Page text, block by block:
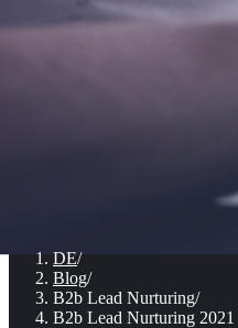
DE/
Blog/
B2b Lead Nurturing/
B2b Lead Nurturing 2021